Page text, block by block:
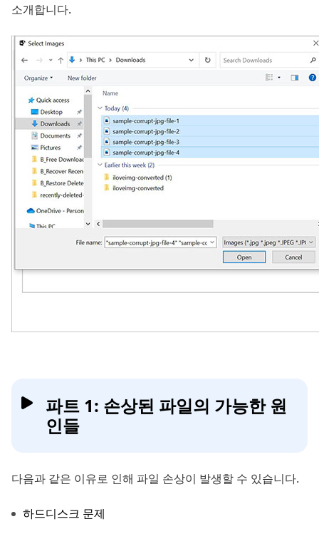
소개합니다.
파트 1: 손상된 파일의 가능한 원
인들
다음과 같은 이유로 인해 파일 손상이 발생할 수 있습니다.
하드디스크 문제